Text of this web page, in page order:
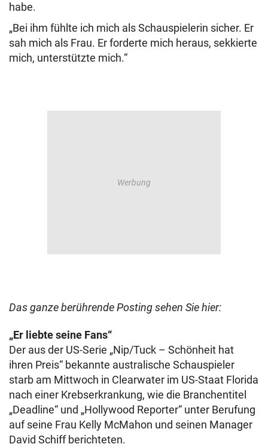
habe.
„Bei ihm fühlte ich mich als Schauspielerin sicher. Er
sah mich als Frau. Er forderte mich heraus, sekkierte
mich, unterstützte mich.“
Das ganze berührende Posting sehen Sie hier:
„Er liebte seine Fans“
Der aus der US-Serie „Nip/Tuck – Schönheit hat
ihren Preis“ bekannte australische Schauspieler
starb am Mittwoch in Clearwater im US-Staat Florida
nach einer Krebserkrankung, wie die Branchentitel
„Deadline“ und „Hollywood Reporter“ unter Berufung
auf seine Frau Kelly McMahon und seinen Manager
David Schiff berichteten.